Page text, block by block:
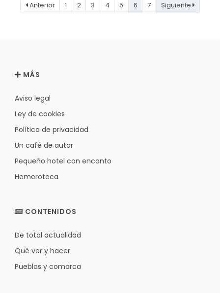
Anterior 1 2 3 4 5 6 7 Siguiente
MÁS
Aviso legal
Ley de cookies
Política de privacidad
Un café de autor
Pequeño hotel con encanto
Hemeroteca
CONTENIDOS
De total actualidad
Qué ver y hacer
Pueblos y comarca